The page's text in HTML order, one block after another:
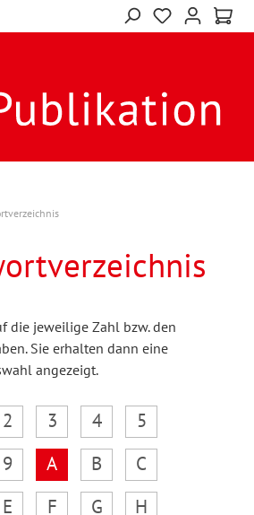
die jeweilige Zahl bzw. den
Sie erhalten dann eine
angezeigt.
2 3 4
5
9 A B
C
E F G
H